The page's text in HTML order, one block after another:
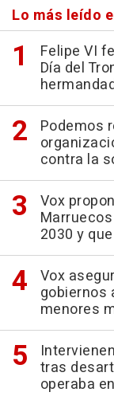
Lo más leído
Felipe VI
Día del
Podemos
contra la
Vox
2030 y
Vox
gobiernos
menores
tras
operaba